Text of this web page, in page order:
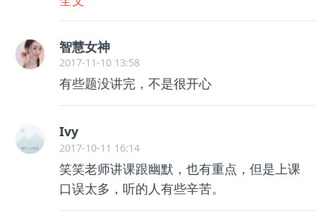
得清楚。但是，老师家的狗，经常会在课间
突然大叫（我家也是养狗的），几次都觉得
耳膜要被震破了。。。。
智慧女神
2017-11-10 13:58
有些题没讲完，不是很开心
Ivy
2017-10-11 16:14
笑笑老师讲课跟幽默，也有重点，但是上课
口误太多，听的人有些辛苦。